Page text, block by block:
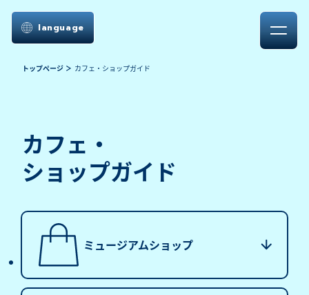
language
トップページ カフェ・ショップガイド
カフェ・
ショップガイド
ミュージアムショップ